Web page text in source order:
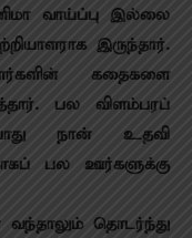
வாய்ப்பு இல்லை
இருந்தார்.
கதைகளை
பல விளம்பரப்
நான் உதவி
பல ஊர்களுக்கு
தொடர்ந்து